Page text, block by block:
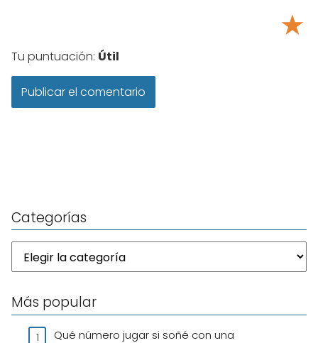
★
Tu puntuación: Útil
Categorías
Más popular
Qué número jugar si soñé con una